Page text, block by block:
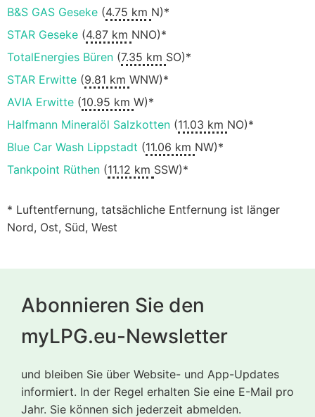
B&S GAS Geseke (4.75 km N)*
STAR Geseke (4.87 km NNO)*
TotalEnergies Büren (7.35 km SO)*
STAR Erwitte (9.81 km WNW)*
AVIA Erwitte (10.95 km W)*
Halfmann Mineralöl Salzkotten (11.03 km NO)*
Blue Car Wash Lippstadt (11.06 km NW)*
Tankpoint Rüthen (11.12 km SSW)*
* Luftentfernung, tatsächliche Entfernung ist länger
Nord, Ost, Süd, West
Abonnieren Sie den
myLPG.eu-Newsletter
und bleiben Sie über Website- und App-Updates
informiert. In der Regel erhalten Sie eine E-Mail pro
Jahr. Sie können sich jederzeit abmelden.